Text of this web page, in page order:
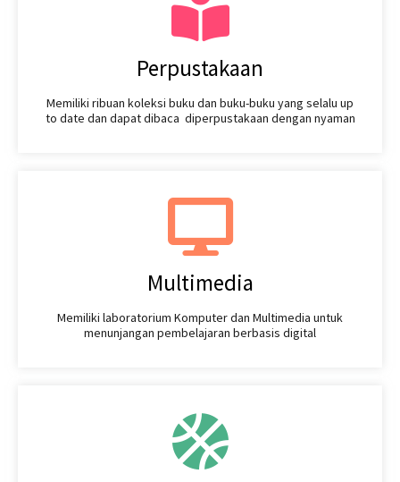
Perpustakaan
Memiliki ribuan koleksi buku dan buku-buku yang selalu up
to date dan dapat dibaca diperpustakaan dengan nyaman
Multimedia
Memiliki laboratorium Komputer dan Multimedia untuk
menunjangan pembelajaran berbasis digital